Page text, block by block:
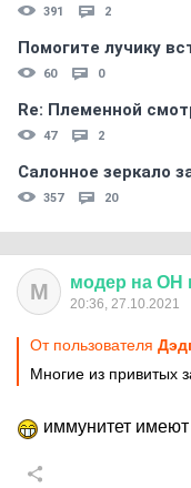
391 2
Помогите лучику
60 0
Re: Племеннoй
47 2
Салонное зеркало
357 20
М модер на ОН
20:36, 27.10.2021
От пользователя
Многие из привитых
иммунитет